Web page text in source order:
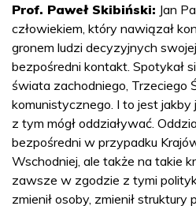
Prof. Paweł Skibiński: Jan
człowiekiem, który nawiązał
gronem ludzi decyzyjnych
bezpośredni kontakt. Spotykał
świata zachodniego, Trzeciego
komunistycznego. I to jest
z tym mógł oddziaływać.
bezpośredni w przypadku
Wschodniej, ale także na takie
zawsze w zgodzie z tymi
zmienił osoby, zmienił